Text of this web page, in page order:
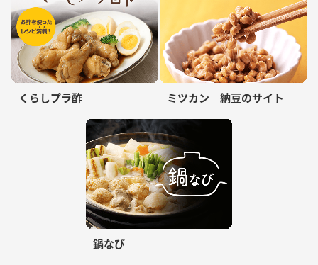
くらしプラ酢 ミツカン 納豆のサイト
鍋なび